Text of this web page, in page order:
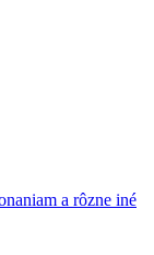
a rôzne iné